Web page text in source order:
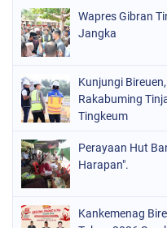
Wapres Gibran
Jangka
Kunjungi
Rakabuming
Tingkeum
Perayaan Hut
Harapan".
Kankemenag